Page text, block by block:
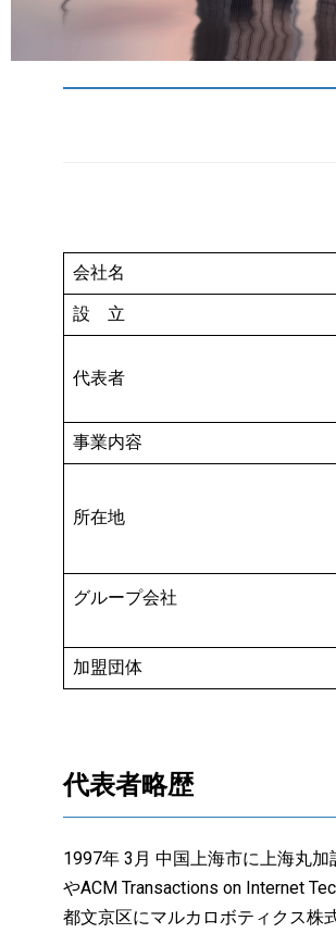
会社名
設 立
代表者
事業内容
所在地
グループ会社
加盟団体
代表者略歴
1997年 3月 中国上海市に上海丸
やACM Transactions on Internet
都文京区にマルカロボティクス株